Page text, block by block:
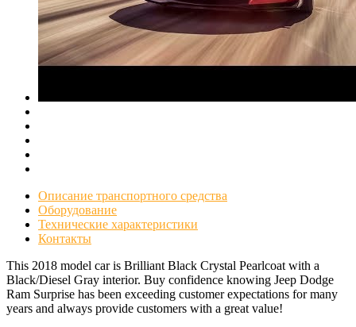
Описание транспортного средства
Оборудование
Технические характеристики
Контакты
This 2018 model car is Brilliant Black Crystal Pearlcoat with a
Black/Diesel Gray interior. Buy confidence knowing Jeep Dodge
Ram Surprise has been exceeding customer expectations for many
years and always provide customers with a great value!